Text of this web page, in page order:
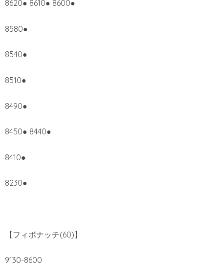
8620● 8610● 8600●
8580●
8540●
8510●
8490●
8450● 8440●
8410●
8230●
【フィボナッチ(60)】
9130-8600